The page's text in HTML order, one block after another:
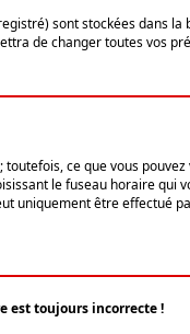
sont stockées dans
de changer toutes vos
ce que vous
le fuseau horaire qui
uniquement être effectué
est toujours incorrecte !